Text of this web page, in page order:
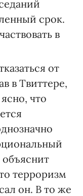
срок.
в
от
в Твиттере,
что
терроризм
он. В то же